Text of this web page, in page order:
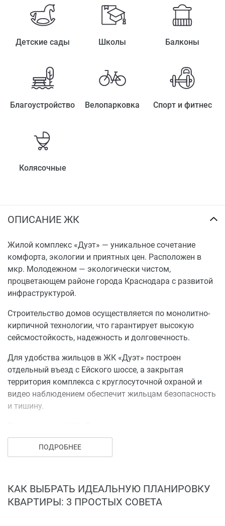
Детские сады Школы Балконы
Благоустройство Велопарковка Спорт и фитнес
Колясочные
ОПИСАНИЕ ЖК
Жилой комплекс «Дуэт» — уникальное сочетание
комфорта, экологии и приятных цен. Расположен в
мкр. Молодежном — экологически чистом,
процветающем районе города Краснодара с развитой
инфраструктурой.
Строительство домов осуществляется по монолитно-
кирпичной технологии, что гарантирует высокую
сейсмостойкость, надежность и долговечность.
Для удобства жильцов в ЖК «Дуэт» построен
отдельный въезд с Ейского шоссе, а закрытая
территория комплекса с круглосуточной охраной и
видео наблюдением обеспечит жильцам безопасность
и тишину.
Тихо, спокойно и зелено
Воздух чище, чем загруженном центре
Школы: № 65, 50, 95, 96, 98, 17, 66
Детские сады: № 17, 57, 108, 107, 100, 164, 85, 216,
ПОДРОБНЕЕ
КАК ВЫБРАТЬ ИДЕАЛЬНУЮ ПЛАНИРОВКУ
КВАРТИРЫ: 3 ПРОСТЫХ СОВЕТА